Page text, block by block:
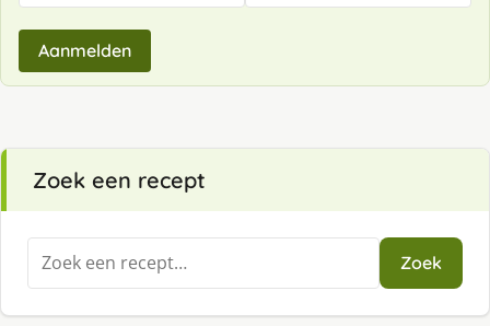
Aanmelden
Zoek een recept
Zoeken
naar:
Zoek